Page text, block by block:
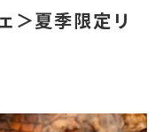
＞夏季限定リ